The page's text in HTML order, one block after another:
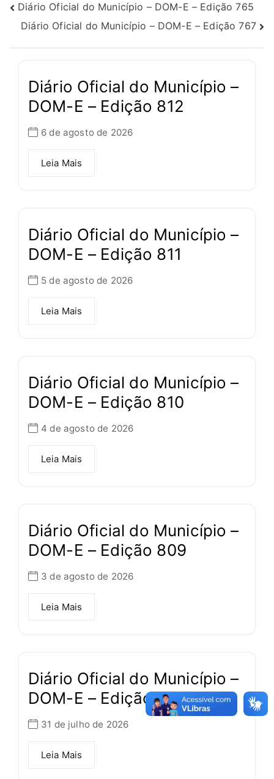
Diário Oficial do Município – DOM-E – Edição 765
Diário Oficial do Município – DOM-E – Edição 767
Diário Oficial do Município –
DOM-E – Edição 812
6 de agosto de 2026
Leia Mais
Diário Oficial do Município –
DOM-E – Edição 811
5 de agosto de 2026
Leia Mais
Diário Oficial do Município –
DOM-E – Edição 810
4 de agosto de 2026
Leia Mais
Diário Oficial do Município –
DOM-E – Edição 809
3 de agosto de 2026
Leia Mais
Diário Oficial do Município –
DOM-E – Edição 808
31 de julho de 2026
Leia Mais